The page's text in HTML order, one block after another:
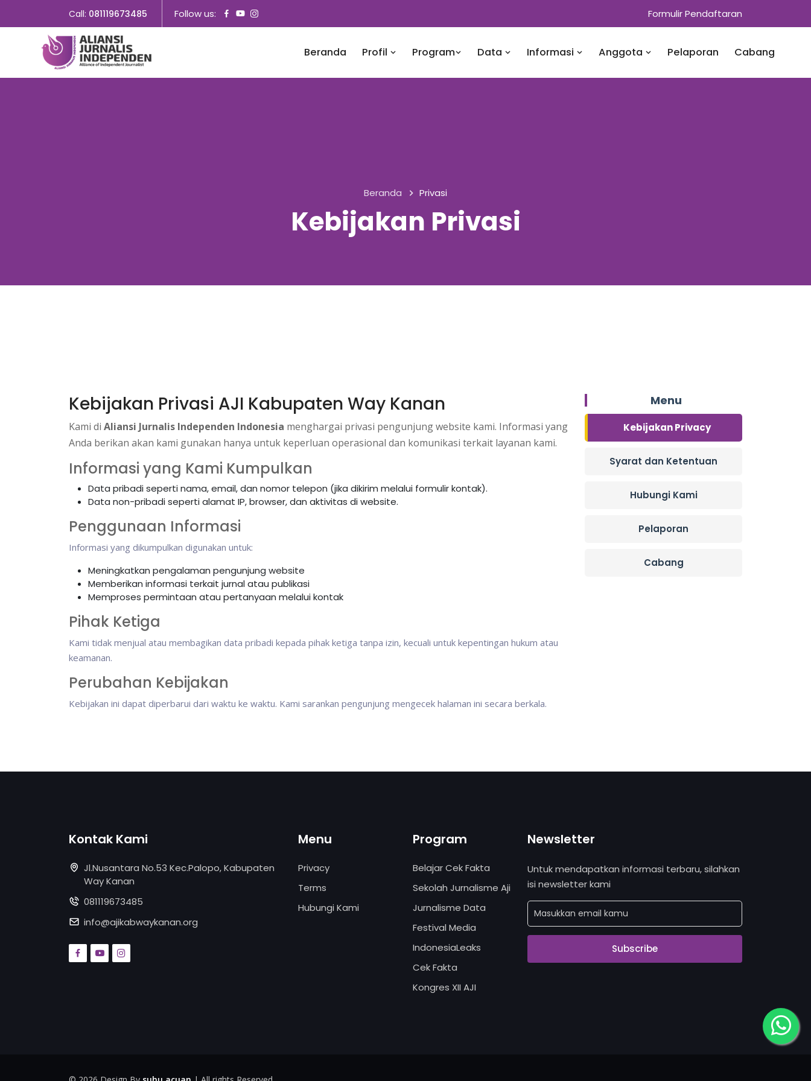
Call: 081119673485 Follow us: Formulir Pendaftaran
Beranda Profil Program Data Informasi Anggota Pelaporan Cabang
Beranda Privasi
Kebijakan Privasi
Kebijakan Privasi AJI Kabupaten Way Kanan
Kami di Aliansi Jurnalis Independen Indonesia menghargai privasi pengunjung website kami. Informasi yang
Anda berikan akan kami gunakan hanya untuk keperluan operasional dan komunikasi terkait layanan kami.
Informasi yang Kami Kumpulkan
Data pribadi seperti nama, email, dan nomor telepon (jika dikirim melalui formulir kontak).
Data non-pribadi seperti alamat IP, browser, dan aktivitas di website.
Penggunaan Informasi
Informasi yang dikumpulkan digunakan untuk:
Meningkatkan pengalaman pengunjung website
Memberikan informasi terkait jurnal atau publikasi
Memproses permintaan atau pertanyaan melalui kontak
Pihak Ketiga
Kami tidak menjual atau membagikan data pribadi kepada pihak ketiga tanpa izin, kecuali untuk kepentingan hukum atau
keamanan.
Perubahan Kebijakan
Kebijakan ini dapat diperbarui dari waktu ke waktu. Kami sarankan pengunjung mengecek halaman ini secara berkala.
Menu
Kebijakan Privacy
Syarat dan Ketentuan
Hubungi Kami
Pelaporan
Cabang
Kontak Kami
Jl.Nusantara No.53 Kec.Palopo, Kabupaten
Way Kanan
081119673485
info@ajikabwaykanan.org
Menu
Privacy
Terms
Hubungi Kami
Program
Belajar Cek Fakta
Sekolah Jurnalisme Aji
Jurnalisme Data
Festival Media
IndonesiaLeaks
Cek Fakta
Kongres XII AJI
Newsletter
Untuk mendapatkan informasi terbaru, silahkan
isi newsletter kami
Subscribe